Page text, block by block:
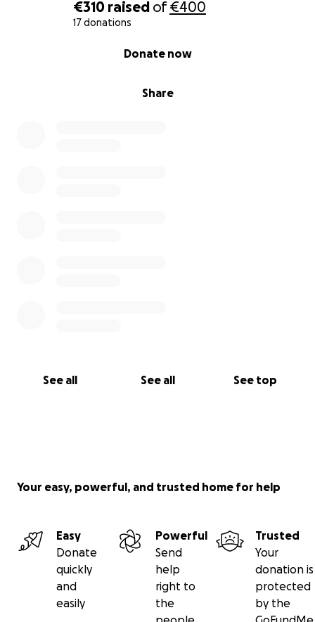
€310 raised of€400
17 donations
Share
Donate now
See all See all See top
Your easy, powerful, and trusted home for help
Easy
Donate
quickly
and
easily
Powerful
Send
help
right to
the
Trusted
Your
donation is
protected
by the